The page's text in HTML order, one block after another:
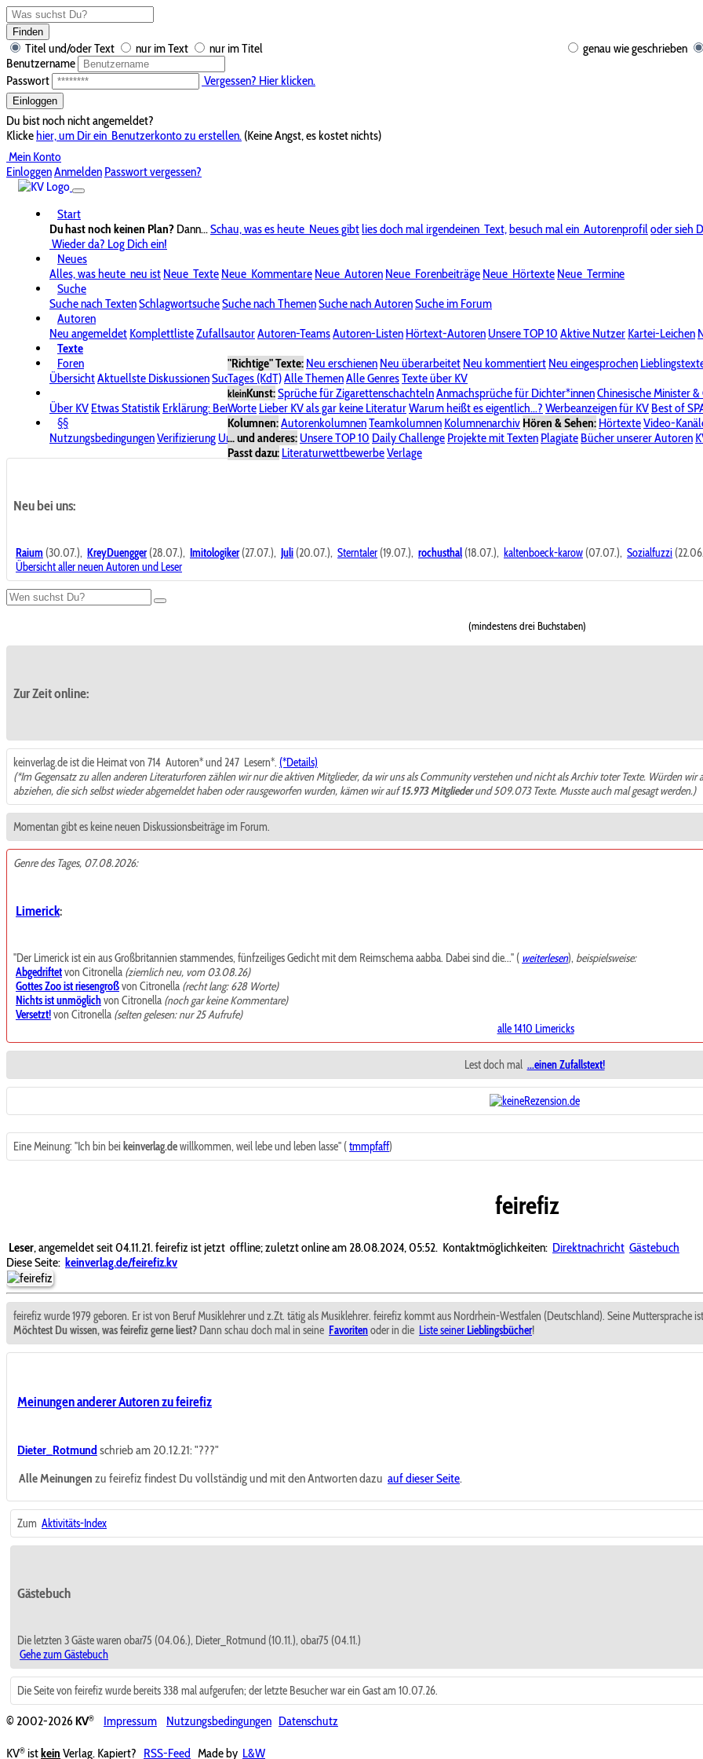
Finden
genau wie geschrieben
Titel und/oder Text nur im Text
nur im Titel
Benutzername
Passwort
Vergessen? Hier klicken.
Einloggen
Du bist noch nicht angemeldet?
Klickehier, um Dir ein Benutzerkonto zu erstellen. (Keine Angst, es kostet nichts)
Mein Konto
EinloggenAnmelden Passwort vergessen?
Start
Du hast noch keinen Plan? Dann...Schau, was es heute Neues gibtlies doch mal irgendeinen Text,besuch mal ein Autorenprofiloder sieh
Wieder da? Log Dich ein!
Neues
Alles, was heute neu ist Neue Texte Neue Kommentare Neue Autoren Neue Forenbeiträge Neue Hörtexte Neue Termine
Suche
Suche nach TextenSchlagwortsucheSuche nach ThemenSuche nach AutorenSuche im Forum
Autoren
Neu angemeldet KomplettlisteZufallsautorAutoren-TeamsAutoren-Listen Hörtext-Autoren Unsere TOP 10 Aktive Nutzer Kartei-Leichen
Texte
"Richtige" Texte: Neu erschienen Neu überarbeitet Neu kommentiert Neu eingesprochen
Tages (KdT)Alle ThemenAlle GenresTexte über KV
kleinKunst:Sprüche für ZigarettenschachtelnAnmachsprüche für Dichter*innenChinesische Minister &
Worte Lieber KV als gar keine LiteraturWarum heißt es eigentlich...? Werbeanzeigen für KV Best of
Kolumnen:AutorenkolumnenTeamkolumnen Kolumnenarchiv Hören & Sehen: HörtexteVideo-
... und anderes: Unsere TOP 10 Daily Challenge Projekte mit Texten Plagiate Bücher unserer Autoren
Passt dazu: LiteraturwettbewerbeVerlage
Foren
ÜbersichtAktuellste DiskussionenSuche im ForumBereich "KV-Board"Bereich "Literatur & Schreiberei"
Über KV Etwas Statistik Erklärung: BenutzersymboleSpende für KV Unsere SpenderlisteAlle Wege führen zu KVPasswort vergessen?
§§
NutzungsbedingungenVerifizierung UrheberrechtAvatare & BilderStalkingDatenschutzerklärungImpressum
Neu bei uns:
Raium (30.07.), KreyDuengger(28.07.), Imitologiker(27.07.), Juli (20.07.), Sterntaler (19.07.), rochusthal (18.07.), kaltenboeck-karow (07.07.), Sozialfuzzi
Übersicht aller neuen Autoren und Leser
(mindestens drei Buchstaben)
Zur Zeit online:
keinverlag.de ist die Heimat von 714 Autoren* und 247 Lesern*. (*Details)
(*Im Gegensatz zu allen anderen Literaturforen zählen wir nur die aktiven Mitglieder, da wir uns als Community verstehen und nicht als Archiv toter Texte. Würden
abziehen, die sich selbst wieder abgemeldet haben oder rausgeworfen wurden, kämen wir auf15.973 Mitgliederund 509.073 Texte. Musste auch mal gesagt werden.)
Momentan gibt es keine neuen Diskussionsbeiträge im Forum.
Genre des Tages, 07.08.2026:
Limerick:
"Der Limerick ist ein aus Großbritannien stammendes, fünfzeiliges Gedicht mit dem Reimschema aabba. Dabei sind die..." ( weiterlesen),beispielsweise:
Abgedriftetvon Citronella (ziemlich neu, vom 03.08.26)
Gottes Zoo ist riesengroßvon Citronella (recht lang: 628 Worte)
Nichts ist unmöglichvon Citronella (noch gar keine Kommentare)
Versetzt!von Citronella (selten gelesen: nur 25 Aufrufe)
alle 1410 Limericks
Lest doch mal ...einen Zufallstext!
Eine Meinung: "Ich bin bei keinverlag.dewillkommen, weil lebe und leben lasse" (tmmpfaff)
feirefiz
Leser, angemeldet seit 04.11.21. feirefiz ist jetzt offline; zuletzt online am 28.08.2024, 05:52. Kontaktmöglichkeiten: Direktnachricht Gästebuch
Diese Seite: keinverlag.de/feirefiz.kv
feirefiz wurde 1979 geboren. Er ist von Beruf Musiklehrer und z.Zt. tätig als Musiklehrer. feirefiz kommt aus Nordrhein-Westfalen (Deutschland). Seine Muttersprache
Möchtest Du wissen, was feirefiz gerne liest? Dann schau doch mal in seine Favoritenoder in die Liste seiner Lieblingsbücher!
Meinungen anderer Autoren zu feirefiz
Dieter_Rotmundschrieb am 20.12.21:"???"
Alle Meinungen zu feirefiz findest Du vollständig und mit den Antworten dazu auf dieser Seite.
Zum Aktivitäts-Index
Gästebuch
Die letzten 3 Gäste waren obar75 (04.06.), Dieter_Rotmund (10.11.), obar75 (04.11.)
Gehe zum Gästebuch
Die Seite von feirefiz wurde bereits 338 mal aufgerufen; der letzte Besucher war ein Gast am 10.07.26.
© 2002-2026KV® Impressum Nutzungsbedingungen Datenschutz
KV® ist kein Verlag. Kapiert? RSS-Feed Made by L&W